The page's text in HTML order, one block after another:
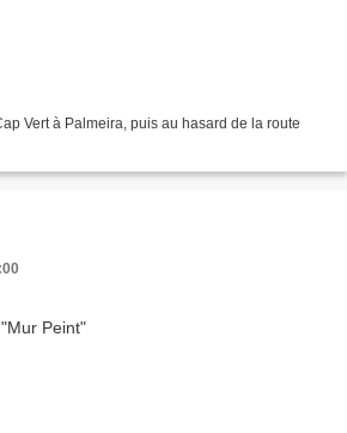
Vert à Palmeira, puis au hasard de la route